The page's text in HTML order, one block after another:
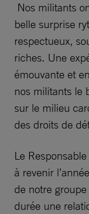
Nos militants
belle surprise
respectueux,
riches. Une
émouvante et
nos militants le
sur le milieu
des droits de
Le
à revenir
de notre
durée une